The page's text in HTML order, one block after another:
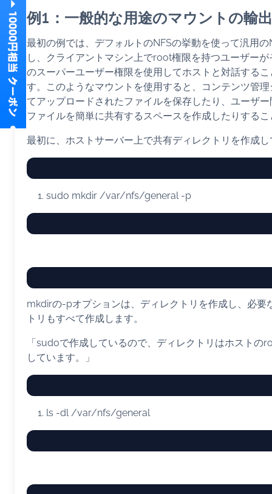
例1：一般的な用途のマウントの輸出
最初の例では、デフォルトのNFSの挙動を使って汎用
し、クライアントマシン上でroot権限を持つユーザー
のスーパーユーザー権限を使用してホストと対話する
す。このようなマウントを使用すると、コンテンツ管
てアップロードされたファイルを保存したり、ユーザ
ファイルを簡単に共有するスペースを作成したりする
最初に、ホストサーバー上で共有ディレクトリを作成
sudo mkdir /var/nfs/general -p
mkdirの-pオプションは、ディレクトリを作成し、必要
トリもすべて作成します。
「sudoで作成しているので、ディレクトリはホストの
しています。」
ls -dl /var/nfs/general